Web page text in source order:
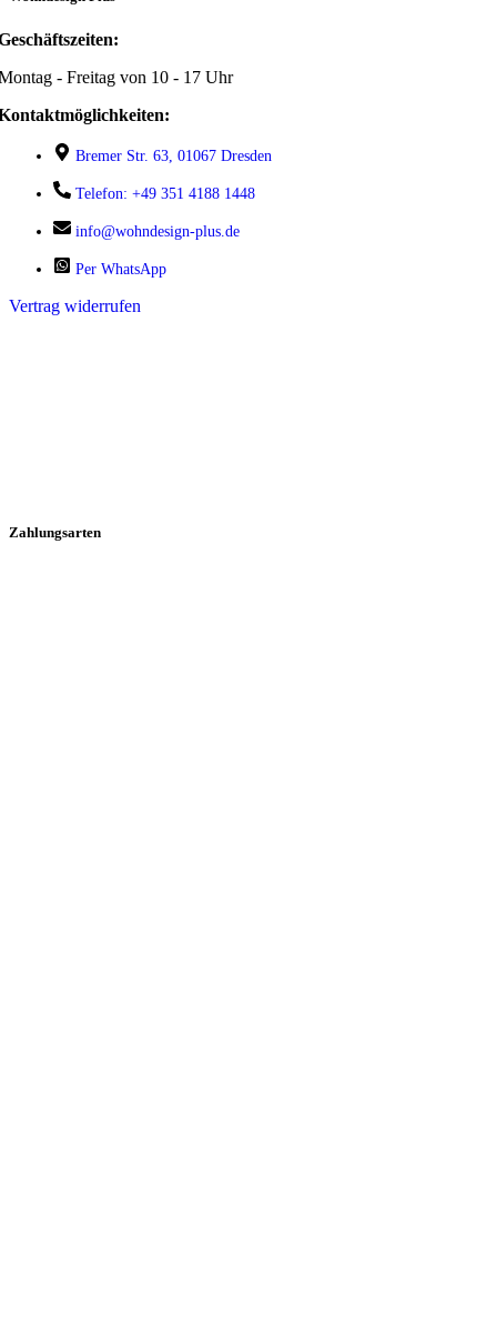
- Freitag von 10 - 17 Uhr
Bremer Str. 63, 01067 Dresden
Telefon: +49 351 4188 1448
info@wohndesign-plus.de
Per WhatsApp
Vertrag widerrufen
Zahlungsarten